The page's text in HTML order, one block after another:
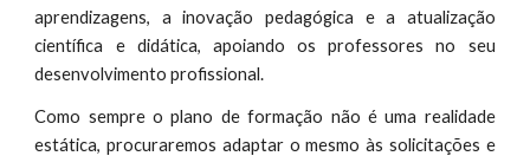
aprendizagens, a inovação pedagógica e a atualização
científica e didática, apoiando os professores no seu
desenvolvimento profissional.
Como sempre o plano de formação não é uma realidade
estática, procuraremos adaptar o mesmo às solicitações e